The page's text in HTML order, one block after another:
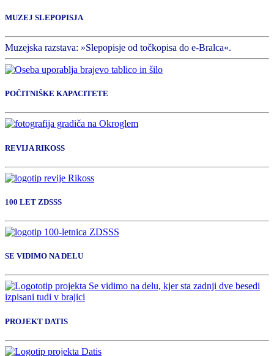
MUZEJ SLEPOPISJA
Muzejska razstava: »Slepopisje od točkopisa do e-Bralca«.
POČITNIŠKE KAPACITETE
REVIJA RIKOSS
100 LET ZDSSS
SE VIDIMO NA DELU
PROJEKT DATIS